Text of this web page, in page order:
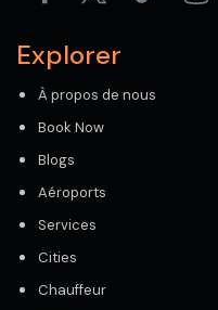
Explorer
À propos de nous
Book Now
Blogs
Aéroports
Services
Cities
Chauffeur